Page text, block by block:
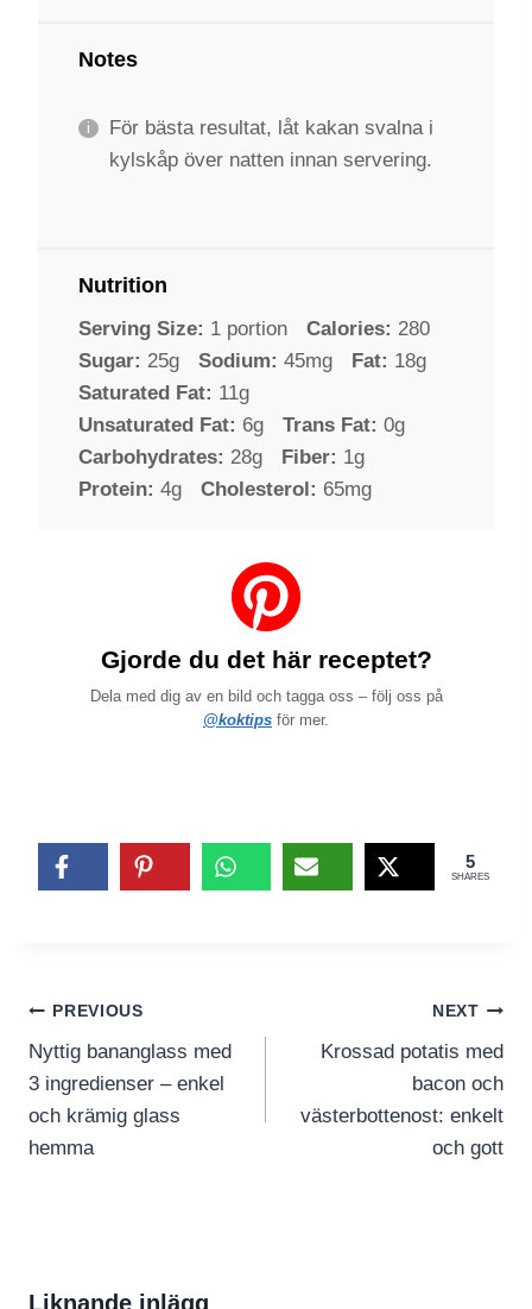
Notes
För bästa resultat, låt kakan svalna i
kylskåp över natten innan servering.
Nutrition
Serving Size: 1 portion Calories: 280
Sugar: 25g Sodium: 45mg Fat: 18g
Saturated Fat: 11g
Unsaturated Fat: 6g Trans Fat: 0g
Carbohydrates: 28g Fiber: 1g
Protein: 4g Cholesterol: 65mg
Gjorde du det här receptet?
Dela med dig av en bild och tagga oss – följ oss på
@koktips för mer.
5
SHARES
Inläggsnavigering
PREVIOUS
Nyttig bananglass med
3 ingredienser – enkel
och krämig glass
hemma
NEXT
Krossad potatis med
bacon och
västerbottenost: enkelt
och gott
Liknande inlägg